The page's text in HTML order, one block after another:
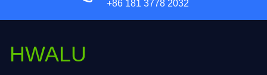
+86 181 3778 2032
HWALU